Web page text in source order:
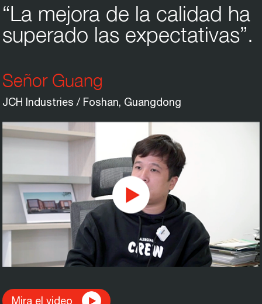
“La mejora de la calidad ha
superado las expectativas”.
Señor Guang
JCH Industries / Foshan, Guangdong
Mira el video